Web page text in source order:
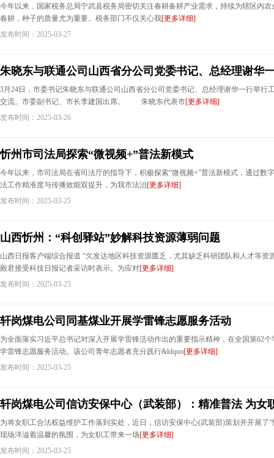
今年以来，国家税务总局宁武县税务局密切关注春耕备耕产业需求，持续为辖区
春耕，种子的质量尤为重要。税务部门不仅关心我[更多详细]
发布时间：2025-03-27
朱晓东与联通公司山西省分公司党委书记、总经理谢华
3月24日，市委书记朱晓东与联通公司山西省分公司党委书记、总经理谢华一行举行
交流。市委副书记、市长李建国出席。 朱晓东代表市[更多详细]
发布时间：2025-03-26
忻州市司法局探索“微视频+”普法新模式
今年以来，市司法局在省司法厅的指导下，积极探索“微视频+”普法新模式，通过数
法工作精准度与传播效能双提升，为我市法治[更多详细]
发布时间：2025-03-25
山西忻州：“科创驿站”妙解科技资源薄弱问题
山西日报客户端综合报道 “欠发达地区科技资源匮乏，尤其缺乏科研团队和人才等资
殿君接受科技日报记者采访时表示。为应对[更多详细]
发布时间：2025-03-25
轩岗煤电公司同基煤业开展学雷锋志愿服务活动
为全面落实习近平总书记对深入开展学雷锋活动作出的重要指示精神，在全国第62
学雷锋志愿服务活动。该公司青年志愿者充分践行&ldquo[更多详细]
发布时间：2025-03-25
轩岗煤电公司信访安保中心（武装部）：精准普法 为女
为将女职工合法权益维护工作落到实处，近日，信访安保中心(武装部)策划并开展了
现场洋溢着温馨的氛围，为女职工带来一场[更多详细]
发布时间：2025-03-25